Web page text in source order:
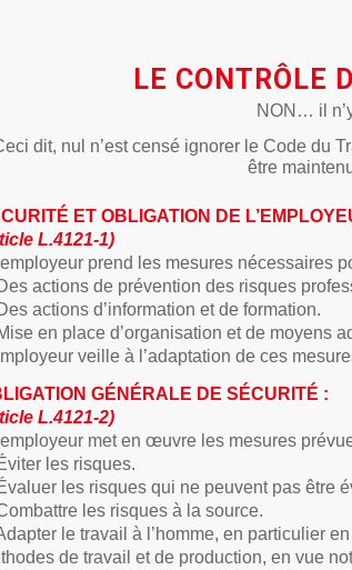
LE CONTRÔLE
NON… il
dit, nul n’est censé ignorer le Code du
être
ET OBLIGATION DE
L.4121-1)
prend les mesures nécessaires
actions de prévention des risques
actions d’information et de formation.
en place d’organisation et de moyens
veille à l’adaptation de ces
GÉNÉRALE DE SÉCURITÉ :
L.4121-2)
met en œuvre les mesures
les risques.
les risques qui ne peuvent pas être
les risques à la source.
le travail à l’homme, en particulier
de travail et de production, en vue